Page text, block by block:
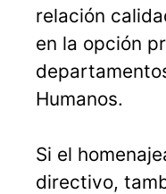
relación
en la opción
Humanos.
Si el
directivo,